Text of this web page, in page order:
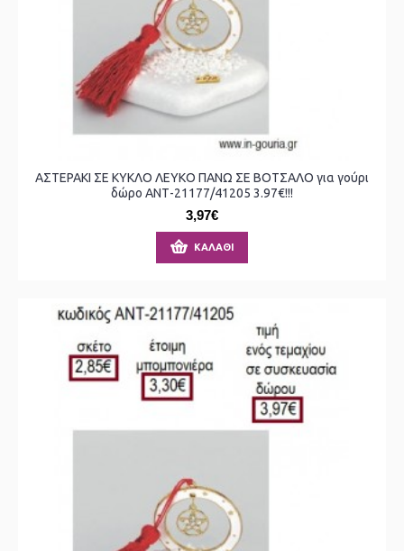
ΑΣΤΕΡΑΚΙ ΣΕ ΚΥΚΛΟ ΛΕΥΚΟ ΠΑΝΩ ΣΕ ΒΟΤΣΑΛΟ για γούρι
δώρο ΑΝΤ-21177/41205 3.97€!!!
3,97€
ΚΑΛΆΘΙ